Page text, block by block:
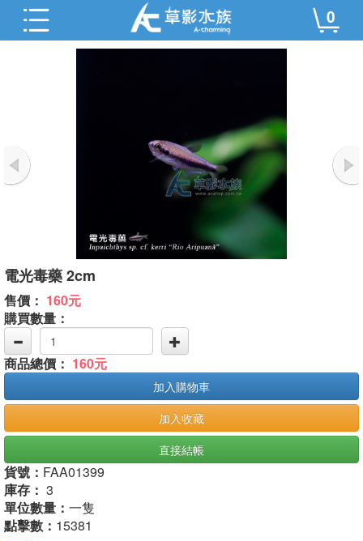
0
電光毒藥 2cm
售價： 160元
購買數量：
商品總價： 160元
加入購物車
加入收藏
直接結帳
貨號： FAA01399
庫存： 3
單位數量： 一隻
點擊數： 15381